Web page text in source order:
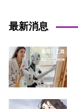
最新消息